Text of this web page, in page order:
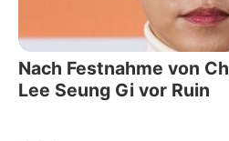
Nach Festnahme von
Lee Seung Gi vor Ruin